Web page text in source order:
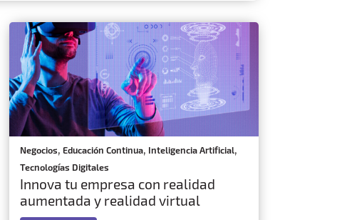
Negocios, Educación Continua, Inteligencia Artificial,
Tecnologías Digitales
Innova tu empresa con realidad
aumentada y realidad virtual